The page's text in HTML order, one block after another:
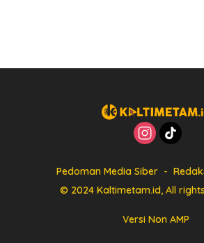
Pedoman Media Siber
© 2024 Kaltimetam.id, All
Versi Non AMP